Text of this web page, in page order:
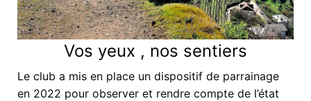
Vos yeux , nos sentiers
Le club a mis en place un dispositif de parrainage
en 2022 pour observer et rendre compte de l’état